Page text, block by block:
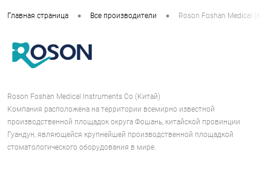
Главная страница • Все производители • Roson Foshan Medical
Roson Foshan Medical Instruments Co (Китай)
Компания расположена на территории всемирно известной
производственной площадок округа Фошань, китайской провинции
Гуандун, являющейся крупнейшей производственной площадкой
стоматологического оборудования в мире.